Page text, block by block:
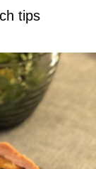
tips